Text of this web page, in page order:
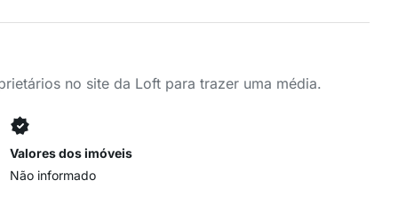
no site da Loft para trazer uma média.
Valores dos imóveis
Não informado